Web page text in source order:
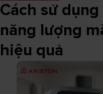
Cách sử
năng lượng
hiệu quả